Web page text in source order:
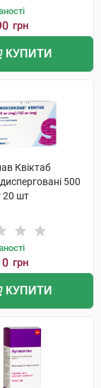
грн
КУПИТИ
Квіктаб
500
20 шт
грн
КУПИТИ